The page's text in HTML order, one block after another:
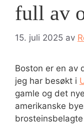
full av
15. juli 2025 av
Boston er en av
jeg har besøkt i
gamle og det
amerikanske